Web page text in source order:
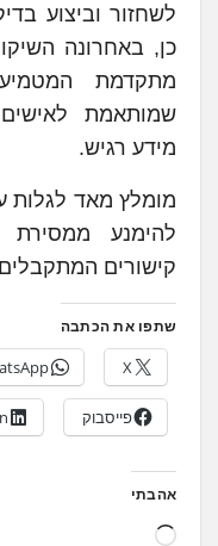
לשחזור וביצוע
כן, באחרונה
מתקדמת
שמותאמת לאישים
מידע רגיש.
מומלץ מאד לגלות
להימנע
קישורים
שתפו את הכתבה
X
פייסבוק
אהבתי
ט